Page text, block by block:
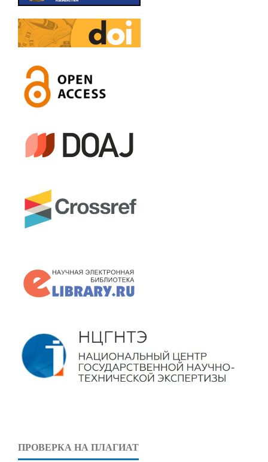
ПРОВЕРКА НА ПЛАГИАТ